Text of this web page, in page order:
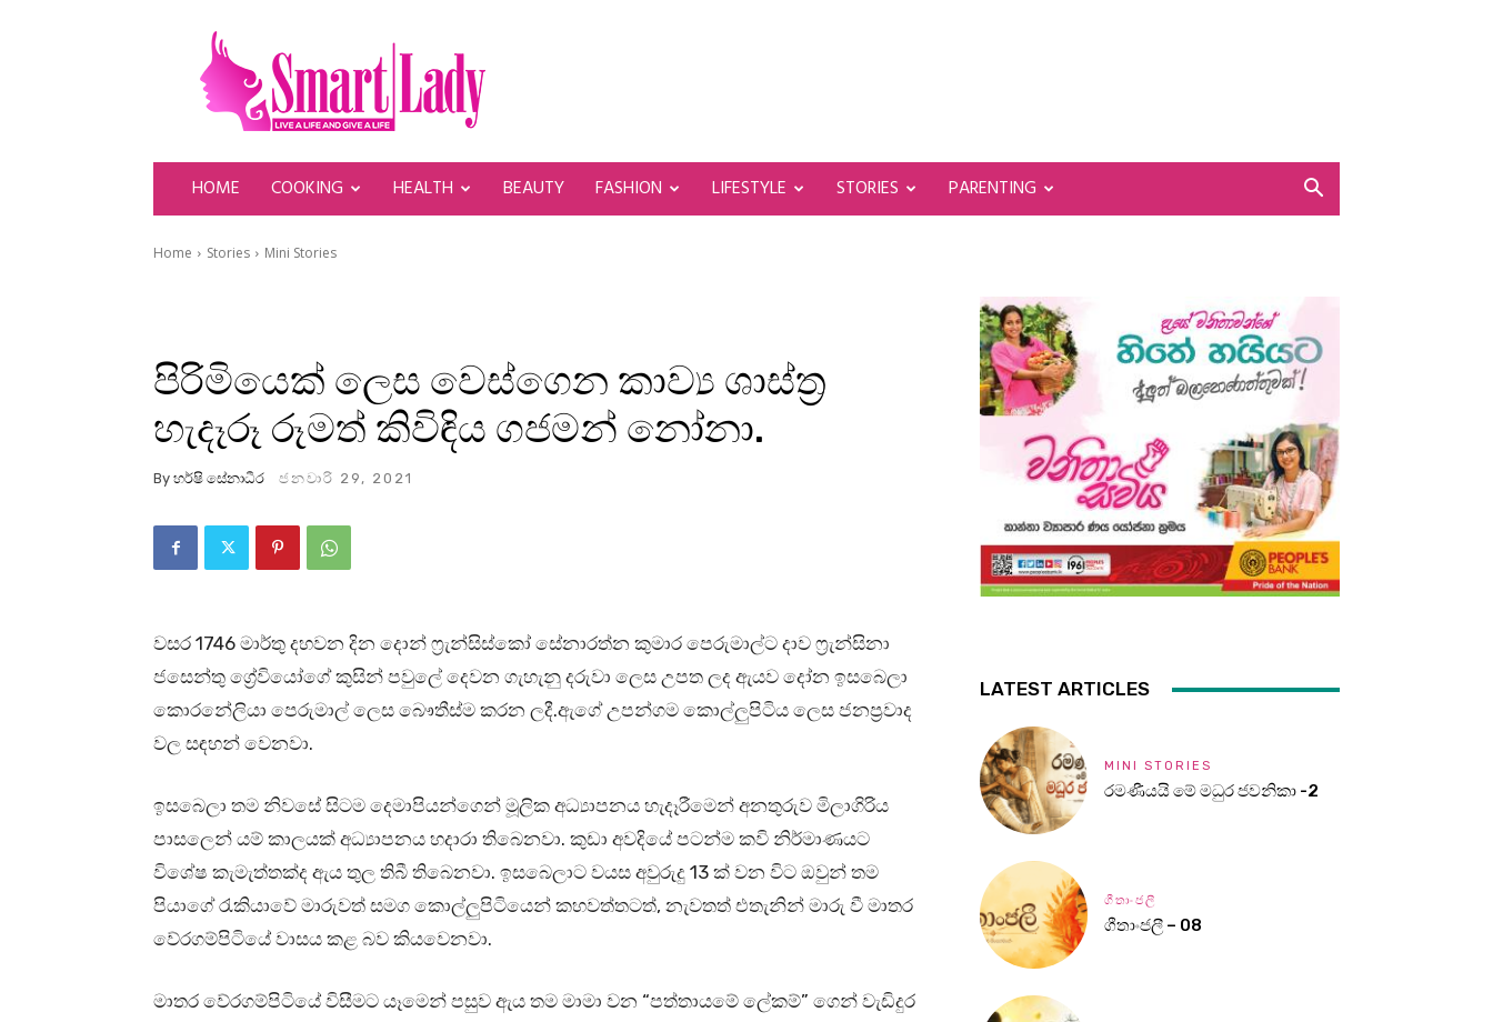
SmartLady
HOME COOKING HEALTH BEAUTY FASHION LIFESTYLE STORIES PARENTING
Home Stories Mini Stories
පිරිමියෙක් ලෙස වෙස්ගෙන කාව්‍ය ශාස්ත්‍ර
හැදෑරූ රූමත් කිවිඳිය ගජමන් නෝනා.
By හර්ෂි සේනාධීර ජනවාරි 29, 2021
වසර 1746 මාර්තු දහවන දින දොන් ෆ්‍රැන්සිස්කෝ සේනාරත්න කුමාර පෙරුමාල්ට දාව ෆ්‍රැන්සිනා
ජසෙන්තු ග්‍රේවියෝගේ කුසින් පවුලේ දෙවන ගැහැනු දරුවා ලෙස උපත ලද ඇයව දෝන ඉසබෙලා
කොරනේලියා පෙරුමාල් ලෙස බෞතීස්ම කරන ලදී.ඇගේ උපන්ගම කොල්ලුපිටිය ලෙස ජනප්‍රවාද
වල සඳහන් වෙනවා.
ඉසබෙලා තම නිවසේ සිටම දෙමාපියන්ගෙන් මූලික අධ්‍යාපනය හැදෑරීමෙන් අනතුරුව මිලාගිරිය
පාසලෙන් යම් කාලයක් අධ්‍යාපනය හදාරා තිබෙනවා. කුඩා අවදියේ පටන්ම කවි නිර්මාණයට
විශේෂ කැමැත්තක්ද ඇය තුල තිබී තිබෙනවා. ඉසබෙලාට වයස අවුරුදු 13 ක් වන විට ඔවුන් තම
පියාගේ රැකියාවේ මාරුවත් සමග කොල්ලුපිටියෙන් කහවත්තටත්, නැවතත් එතැනින් මාරු වී මාතර
වේරගම්පිටියේ වාසය කළ බව කියවෙනවා.
මාතර වේරගම්පිටියේ විසීමට යෑමෙන් පසුව ඇය තම මාමා වන “පත්තායමේ ලේකම්” ගෙන් වැඩිදුර
LATEST ARTICLES
MINI STORIES
රමණීයයි මේ මධුර ජවනිකා -2
ගීතාංජලී
ගීතාංජලී – 08